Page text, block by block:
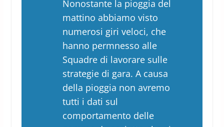
Nonostante la pioggia del
mattino abbiamo visto
numerosi giri veloci, che
hanno permnesso alle
Squadre di lavorare sulle
strategie di gara. A causa
della pioggia non avremo
tutti i dati sul
comportamento delle